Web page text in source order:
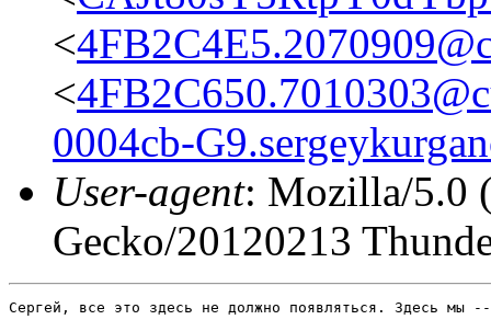
<
<
0004cb-
User-agent: Mozilla/5.0
Gecko/20120213
Сергей, все это здесь не должно появляться. Здесь мы